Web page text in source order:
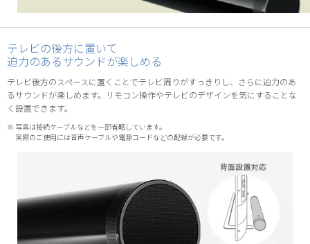
テレビの後方に置いて
迫力のあるサウンドが楽しめる
テレビ後方のスペースに置くことでテレビ周りがすっきりし、さらに迫力のあ
るサウンドが楽しめます。リモコン操作やテレビのデザインを気にすることな
く設置できます。
※ 写真は接続ケーブルなどを一部省略しています。
実際のご使用には音声ケーブルや電源コードなどの配線が必要です。